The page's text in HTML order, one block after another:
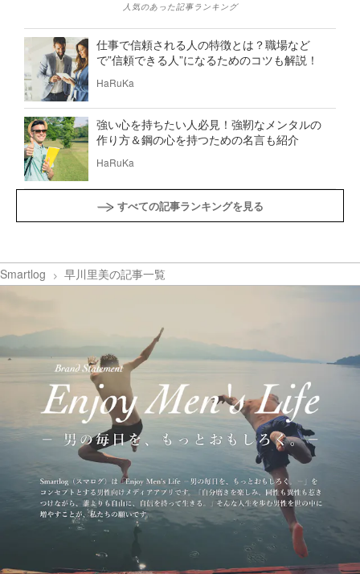
人気のあった記事ランキング
仕事で信頼される人の特徴とは？職場など
で”信頼できる人”になるためのコツも解説！
HaRuKa
強い心を持ちたい人必見！強靭なメンタルの
作り方＆鋼の心を持つための名言も紹介
HaRuKa
すべての記事ランキングを見る
Smartlog 早川里美の記事一覧